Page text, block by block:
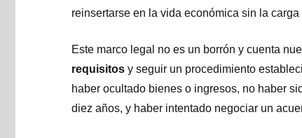
reinsertarse en la vida económica sin la
Este marco legal no es un borrón y cuenta
requisitos y seguir un procedimiento
haber ocultado bienes o ingresos, no haber
diez años, y haber intentado negociar un